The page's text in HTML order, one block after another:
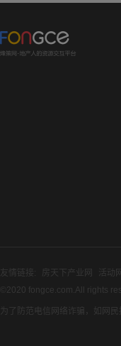
友情链接: 房天下产业网 活动
©2020 fongce.com.All rights
为了防范电信网络诈骗，如网